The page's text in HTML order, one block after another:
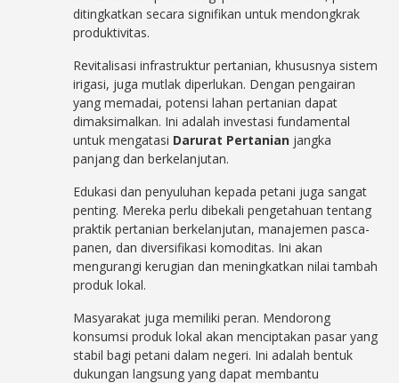
ditingkatkan secara signifikan untuk mendongkrak
produktivitas.
Revitalisasi infrastruktur pertanian, khususnya sistem
irigasi, juga mutlak diperlukan. Dengan pengairan
yang memadai, potensi lahan pertanian dapat
dimaksimalkan. Ini adalah investasi fundamental
untuk mengatasi Darurat Pertanian jangka
panjang dan berkelanjutan.
Edukasi dan penyuluhan kepada petani juga sangat
penting. Mereka perlu dibekali pengetahuan tentang
praktik pertanian berkelanjutan, manajemen pasca-
panen, dan diversifikasi komoditas. Ini akan
mengurangi kerugian dan meningkatkan nilai tambah
produk lokal.
Masyarakat juga memiliki peran. Mendorong
konsumsi produk lokal akan menciptakan pasar yang
stabil bagi petani dalam negeri. Ini adalah bentuk
dukungan langsung yang dapat membantu